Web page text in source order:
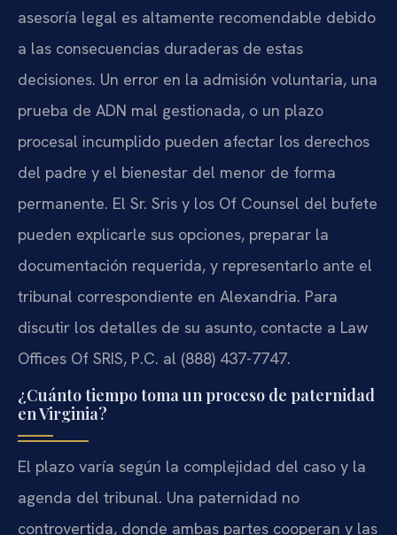
asesoría legal es altamente recomendable debido
a las consecuencias duraderas de estas
decisiones. Un error en la admisión voluntaria, una
prueba de ADN mal gestionada, o un plazo
procesal incumplido pueden afectar los derechos
del padre y el bienestar del menor de forma
permanente. El Sr. Sris y los Of Counsel del bufete
pueden explicarle sus opciones, preparar la
documentación requerida, y representarlo ante el
tribunal correspondiente en Alexandria. Para
discutir los detalles de su asunto, contacte a Law
Offices Of SRIS, P.C. al (888) 437-7747.
¿Cuánto tiempo toma un proceso de paternidad
en Virginia?
El plazo varía según la complejidad del caso y la
agenda del tribunal. Una paternidad no
controvertida, donde ambas partes cooperan y las